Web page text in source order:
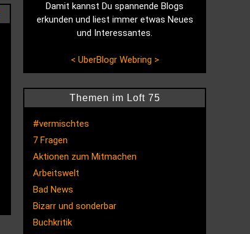
Damit kannst Du spannende Blogs
erkunden und liest immer etwas Neues
und Interessantes.
< UberBlogr Webring >
Themen im Loft 75
#vermischtes
7 Fragen
Aktionen zum Mitmachen
Arbeitswelt
Bad News
Bizarr und sonderbar
Buchkritik